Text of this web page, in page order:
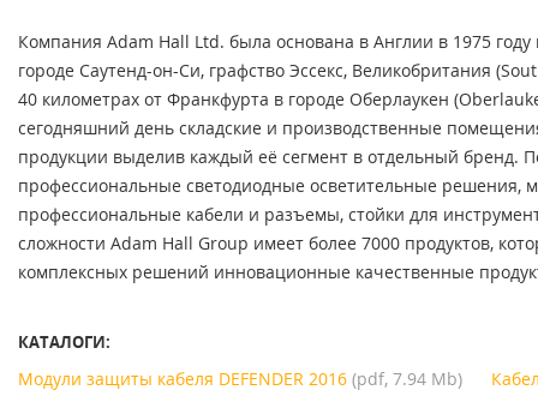
Компания Adam Hall Ltd. была основана в Англии в 1975
городе Саутенд-он-Си, графство Эссекс, Великобритания
40 километрах от Франкфурта в городе Оберлаукен
сегодняшний день складские и производственные
продукции выделив каждый её сегмент в отдельный бренд.
профессиональные светодиодные осветительные решения,
профессиональные кабели и разъемы, стойки для
сложности Adam Hall Group имеет более 7000 продуктов,
комплексных решений инновационные качественные
КАТАЛОГИ:
Модули защиты кабеля DEFENDER 2016 (pdf, 7.94 Mb)